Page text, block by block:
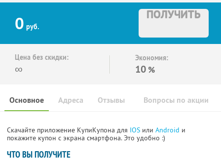
0 руб.
ПОЛУЧИТЬ
Цена без скидки:
∞
Экономия:
10 %
Основное Отзывы Вопросы по акции
Адреса
Скачайте приложение КупиКупона для IOS или Android и
покажите купон с экрана смартфона. Это удобно :)
ЧТО ВЫ ПОЛУЧИТЕ